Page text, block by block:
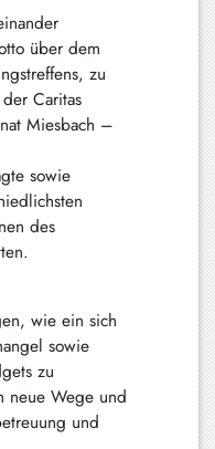
über dem
zu
Caritas
Miesbach –
sowie
des
wie ein sich
sowie
zu
neue Wege und
und